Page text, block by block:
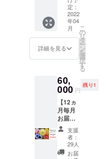
容に若
干変更
が起こ
る可能
性があ
りま
い。
ゴー、
パッ
ション
フルー
ツ、
ニュー
べて国
産フ
ルー
ツ）な
ど、初
夏の恵
みを堪
能いた
だける
セット
別割引
１万円
引き！
フルー
ツアド
バイ
ザーの
原詩織
国の
津々
浦々の
おいし
い高級
フルー
ツセッ
トを、
季節ご
と
定：
2022
年04
月
詳細を見る
こ
の
リ
タ
ー
ン
を
選
択
す
る
60,
000 円
残り1
【12ヵ
月毎月
お届け
厳選フ
ルーツ
セッ
ト】特
支援
者：
29人
お届